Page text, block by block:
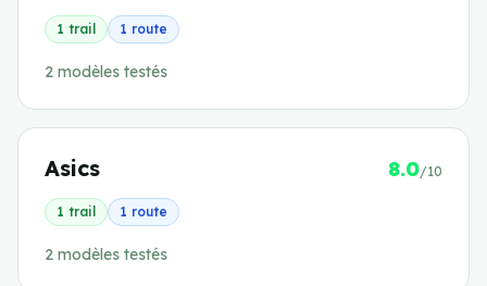
1 trail 1 route
2 modèles testés
Asics 8.0/10
1 trail 1 route
2 modèles testés